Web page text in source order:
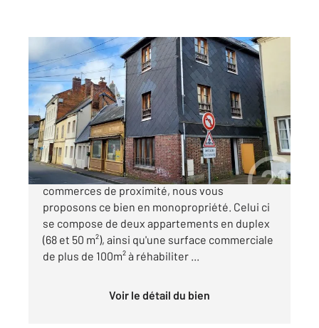
ORBEC 14
224,50 m
Ref : 5025
Immeuble à vendre
90 000 €
Idéal investisseur, dans Orbec avec ses
commerces de proximité, nous vous
proposons ce bien en monopropriété. Celui ci
se compose de deux appartements en duplex
(68 et 50 m²), ainsi qu'une surface commerciale
de plus de 100m² à réhabiliter ...
Voir le détail du bien